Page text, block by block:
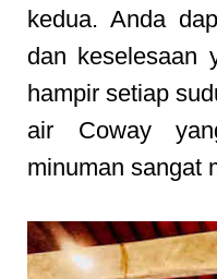
kedua. Anda
dan keselesaan
hampir setiap
air Coway
minuman sangat